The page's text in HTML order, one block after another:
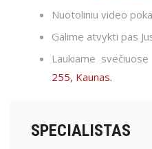
Nuotoliniu video
Galime atvykti pas
Laukiame
255, Kaunas.
SPECIALISTAS